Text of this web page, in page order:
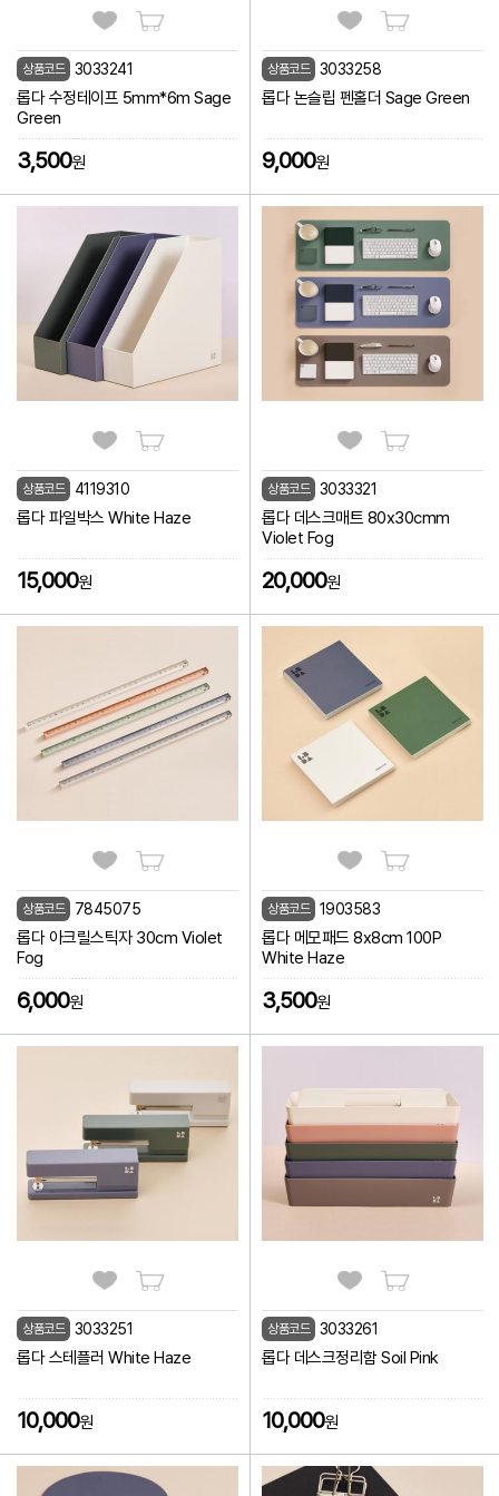
상품코드 3033241
롭다 수정테이프 5mm*6m Sage
Green
3,500원
상품코드 3033258
롭다 논슬립 펜홀더 Sage Green
9,000원
상품코드 4119310
롭다 파일박스 White Haze
15,000원
상품코드 3033321
롭다 데스크매트 80x30cmm
Violet Fog
20,000원
상품코드 7845075
롭다 아크릴스틱자 30cm Violet
Fog
6,000원
상품코드 1903583
롭다 메모패드 8x8cm 100P
White Haze
3,500원
상품코드 3033251
롭다 스테플러 White Haze
10,000원
상품코드 3033261
롭다 데스크정리함 Soil Pink
10,000원